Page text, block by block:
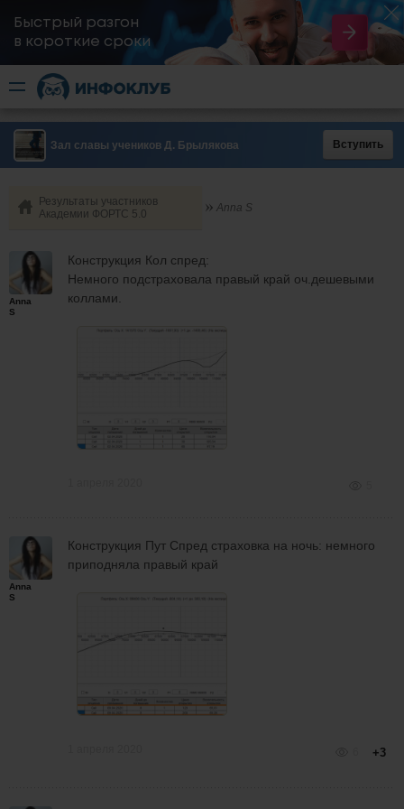
Быстрый разгон
​в короткие сроки
Зал славы учеников Д. Брылякова Вступить
Результаты участников
Академии ФОРТС 5.0
Anna S
Anna
S
Конструкция Кол спред:
Немного подстраховала правый край оч.дешевыми
коллами.
Anna
S
Конструкция Пут Спред страховка на ночь: немного
приподняла правый край
+3